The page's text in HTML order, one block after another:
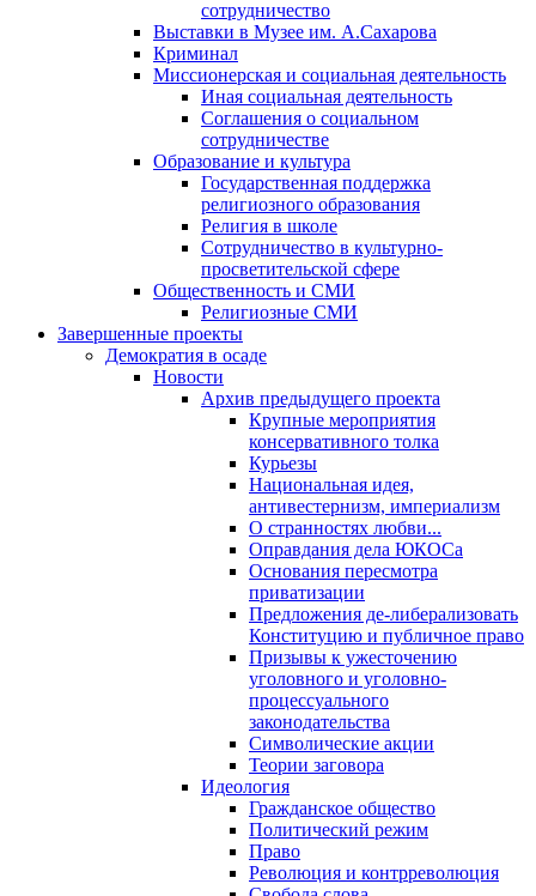
сотрудничество
Выставки в Музее им. А.Сахарова
Криминал
Миссионерская и социальная деятельность
Иная социальная деятельность
Соглашения о социальном
сотрудничестве
Образование и культура
Государственная поддержка
религиозного образования
Религия в школе
Сотрудничество в культурно-
просветительской сфере
Общественность и СМИ
Религиозные СМИ
Завершенные проекты
Демократия в осаде
Новости
Архив предыдущего проекта
Крупные мероприятия
консервативного толка
Курьезы
Национальная идея,
антивестернизм, империализм
О странностях любви...
Оправдания дела ЮКОСа
Основания пересмотра
приватизации
Предложения де-либерализовать
Конституцию и публичное право
Призывы к ужесточению
уголовного и уголовно-
процессуального
законодательства
Символические акции
Теории заговора
Идеология
Гражданское общество
Политический режим
Право
Революция и контрреволюция